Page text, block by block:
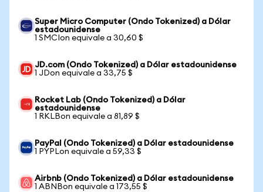
Super Micro Computer (Ondo Tokenized) a Dólar
estadounidense
1 SMCIon equivale a 30,60 $
JD.com (Ondo Tokenized) a Dólar estadounidense
1 JDon equivale a 33,75 $
Rocket Lab (Ondo Tokenized) a Dólar
estadounidense
1 RKLBon equivale a 81,89 $
PayPal (Ondo Tokenized) a Dólar estadounidense
1 PYPLon equivale a 59,33 $
Airbnb (Ondo Tokenized) a Dólar estadounidense
1 ABNBon equivale a 173,55 $